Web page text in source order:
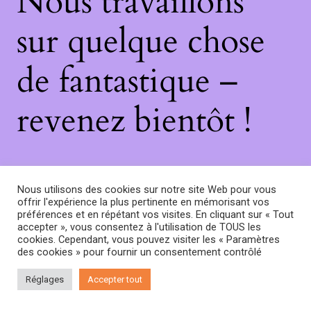
sur quelque chose
de fantastique –
revenez bientôt !
Nous utilisons des cookies sur notre site Web pour vous
offrir l'expérience la plus pertinente en mémorisant vos
préférences et en répétant vos visites. En cliquant sur « Tout
accepter », vous consentez à l'utilisation de TOUS les
cookies. Cependant, vous pouvez visiter les « Paramètres
des cookies » pour fournir un consentement contrôlé
Réglages Accepter tout